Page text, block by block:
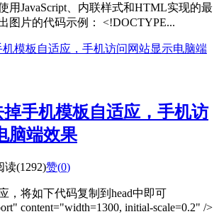
用JavaScript、内联样式和HTML实现的最
图片的代码示例： <!DOCTYPE...
掉手机模板自适应，手机访
脑端效果
读(1292)赞(0)
，将如下代码复制到head中即可
content="width=1300, initial-scale=0.2" />